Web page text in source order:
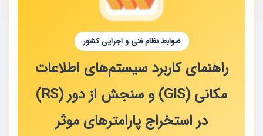
ضوابط نظام فنی و اجرایی کشور
راهنمای کاربرد سیستم‌های اطلاعات
مکانی (GIS) و سنجش از دور (RS)
در استخراج پارامترهای موثر